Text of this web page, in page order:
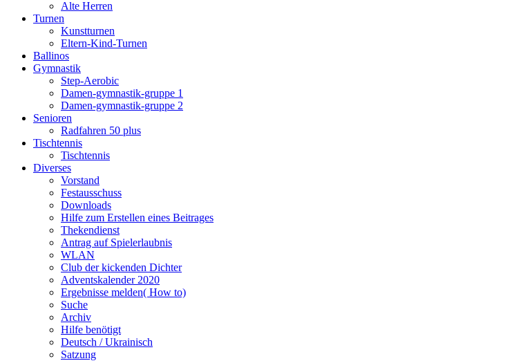
Alte Herren
Turnen
Kunstturnen
Eltern-Kind-Turnen
Ballinos
Gymnastik
Step-Aerobic
Damen-gymnastik-gruppe 1
Damen-gymnastik-gruppe 2
Senioren
Radfahren 50 plus
Tischtennis
Tischtennis
Diverses
Vorstand
Festausschuss
Downloads
Hilfe zum Erstellen eines Beitrages
Thekendienst
Antrag auf Spielerlaubnis
WLAN
Club der kickenden Dichter
Adventskalender 2020
Ergebnisse melden( How to)
Suche
Archiv
Hilfe benötigt
Deutsch / Ukrainisch
Satzung